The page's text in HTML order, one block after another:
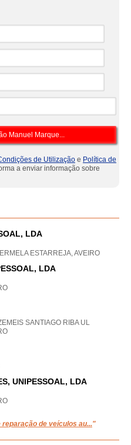
de Utilização e Política de
a enviar informação sobre
LDA
ESTARREJA, AVEIRO
LDA
SANTIAGO RIBA UL
UNIPESSOAL, LDA
reparação de veículos au..."